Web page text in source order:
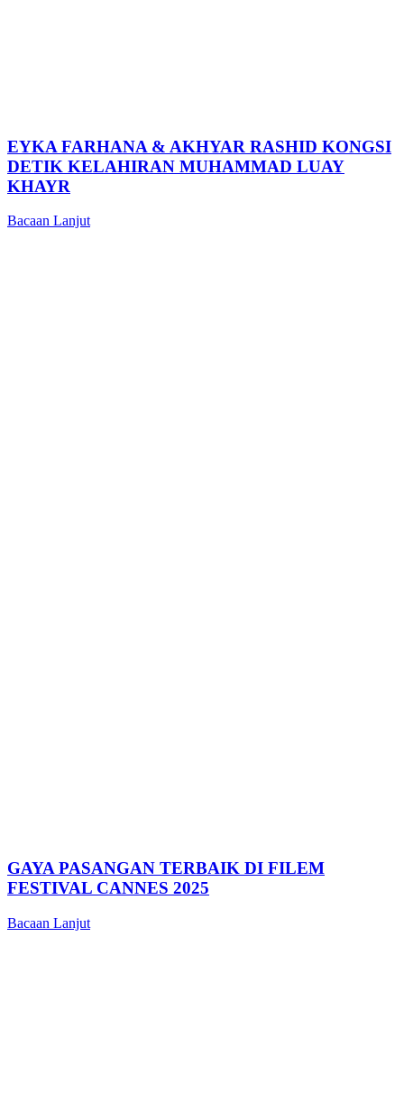
EYKA FARHANA & AKHYAR RASHID KONGSI
DETIK KELAHIRAN MUHAMMAD LUAY
KHAYR
Bacaan Lanjut
GAYA PASANGAN TERBAIK DI FILEM
FESTIVAL CANNES 2025
Bacaan Lanjut